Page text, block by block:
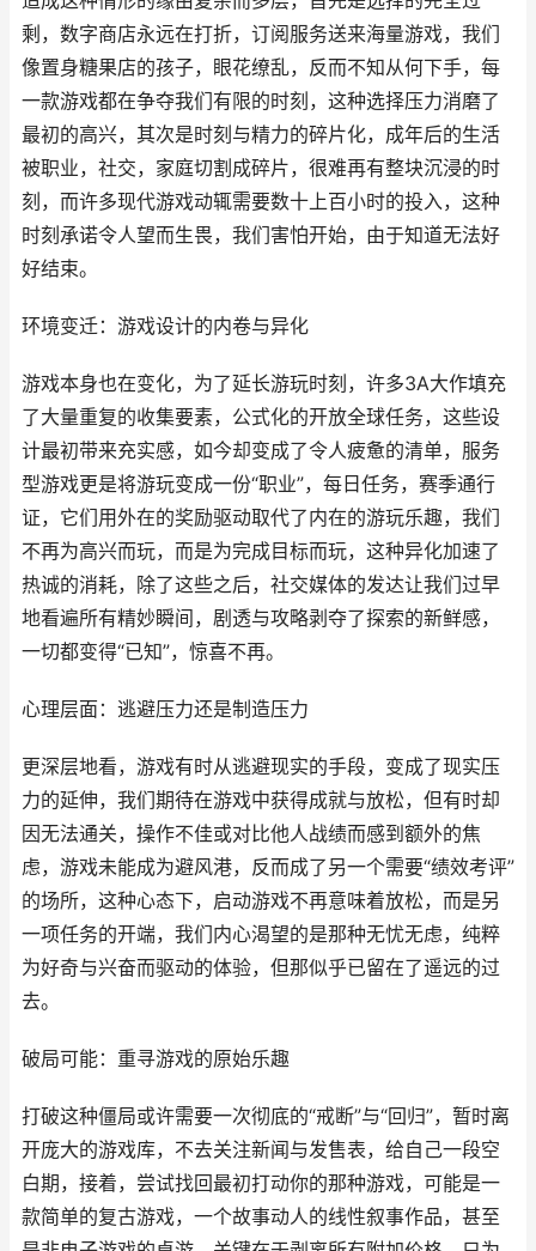
剩，数字商店永远在打折，订阅服务送来海量游戏，我们
像置身糖果店的孩子，眼花缭乱，反而不知从何下手，每
一款游戏都在争夺我们有限的时刻，这种选择压力消磨了
最初的高兴，其次是时刻与精力的碎片化，成年后的生活
被职业，社交，家庭切割成碎片，很难再有整块沉浸的时
刻，而许多现代游戏动辄需要数十上百小时的投入，这种
时刻承诺令人望而生畏，我们害怕开始，由于知道无法好
好结束。
环境变迁：游戏设计的内卷与异化
游戏本身也在变化，为了延长游玩时刻，许多3A大作填充
了大量重复的收集要素，公式化的开放全球任务，这些设
计最初带来充实感，如今却变成了令人疲惫的清单，服务
型游戏更是将游玩变成一份“职业”，每日任务，赛季通行
证，它们用外在的奖励驱动取代了内在的游玩乐趣，我们
不再为高兴而玩，而是为完成目标而玩，这种异化加速了
热诚的消耗，除了这些之后，社交媒体的发达让我们过早
地看遍所有精妙瞬间，剧透与攻略剥夺了探索的新鲜感，
一切都变得“已知”，惊喜不再。
心理层面：逃避压力还是制造压力
更深层地看，游戏有时从逃避现实的手段，变成了现实压
力的延伸，我们期待在游戏中获得成就与放松，但有时却
因无法通关，操作不佳或对比他人战绩而感到额外的焦
虑，游戏未能成为避风港，反而成了另一个需要“绩效考评”
的场所，这种心态下，启动游戏不再意味着放松，而是另
一项任务的开端，我们内心渴望的是那种无忧无虑，纯粹
为好奇与兴奋而驱动的体验，但那似乎已留在了遥远的过
去。
破局可能：重寻游戏的原始乐趣
打破这种僵局或许需要一次彻底的“戒断”与“回归”，暂时离
开庞大的游戏库，不去关注新闻与发售表，给自己一段空
白期，接着，尝试找回最初打动你的那种游戏，可能是一
款简单的复古游戏，一个故事动人的线性叙事作品，甚至